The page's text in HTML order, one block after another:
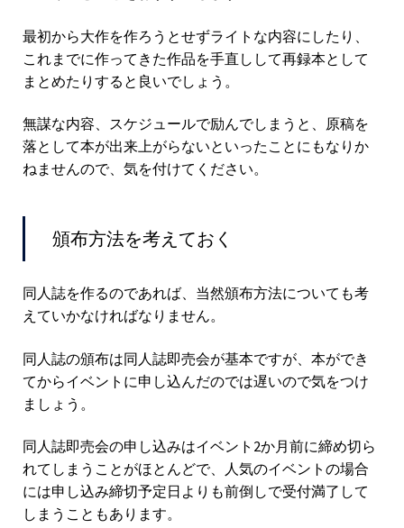
最初から大作を作ろうとせずライトな内容にしたり、
これまでに作ってきた作品を手直しして再録本として
まとめたりすると良いでしょう。
無謀な内容、スケジュールで励んでしまうと、原稿を
落として本が出来上がらないといったことにもなりか
ねませんので、気を付けてください。
頒布方法を考えておく
同人誌を作るのであれば、当然頒布方法についても考
えていかなければなりません。
同人誌の頒布は同人誌即売会が基本ですが、本ができ
てからイベントに申し込んだのでは遅いので気をつけ
ましょう。
同人誌即売会の申し込みはイベント2か月前に締め切ら
れてしまうことがほとんどで、人気のイベントの場合
には申し込み締切予定日よりも前倒しで受付満了して
しまうこともあります。